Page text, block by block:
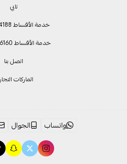
تابي
خدمة الأقساط 0566664188
خدمة الأقساط 0560506160
اتصل بنا
الماركات
واتساب الجوال